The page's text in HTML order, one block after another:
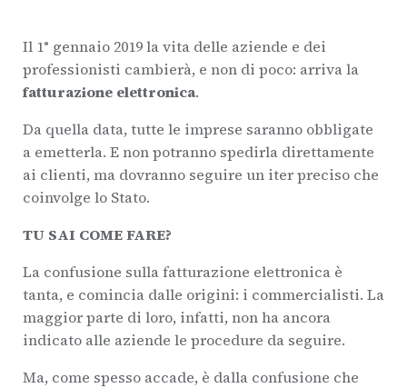
Il 1° gennaio 2019 la vita delle aziende e dei
professionisti cambierà, e non di poco: arriva la
fatturazione elettronica.
Da quella data, tutte le imprese saranno obbligate
a emetterla. E non potranno spedirla direttamente
ai clienti, ma dovranno seguire un iter preciso che
coinvolge lo Stato.
TU SAI COME FARE?
La confusione sulla fatturazione elettronica è
tanta, e comincia dalle origini: i commercialisti. La
maggior parte di loro, infatti, non ha ancora
indicato alle aziende le procedure da seguire.
Ma, come spesso accade, è dalla confusione che